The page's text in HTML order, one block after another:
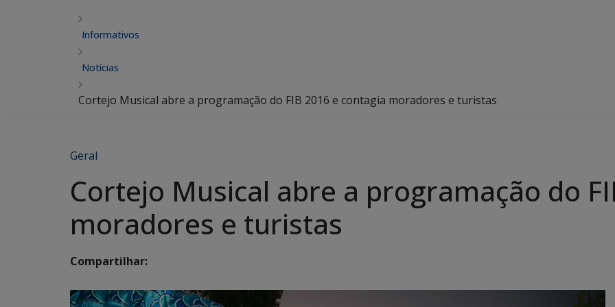
Informativos
Notícias
Cortejo Musical abre a programação do FIB 2016 e contagia moradores e turistas
Geral
Cortejo Musical abre a programação do
moradores e turistas
Compartilhar: